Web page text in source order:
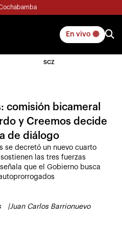
En vivo
SCZ
comisión bicameral
y Creemos decide
de diálogo
se decretó un nuevo cuarto
las tres fuerzas
que el Gobierno busca
|Juan Carlos Barrionuevo